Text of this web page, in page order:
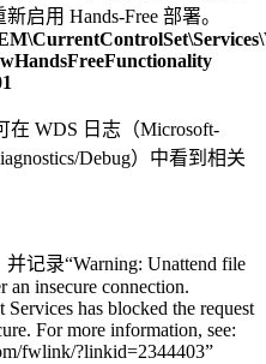
启用 Hands-Free 部署。
WDS 日志（Microsoft-
Debug）中看到相关
记录“Warning: Unattend file
an insecure connection.
has blocked the request
For more information, see:
fwlink/?linkid=2344403”